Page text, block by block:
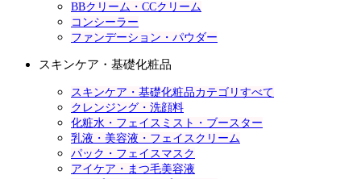
BBクリーム・CCクリーム
コンシーラー
ファンデーション・パウダー
スキンケア・基礎化粧品
スキンケア・基礎化粧品カテゴリすべて
クレンジング・洗顔料
化粧水・フェイスミスト・ブースター
乳液・美容液・フェイスクリーム
パック・フェイスマスク
アイケア・まつ毛美容液